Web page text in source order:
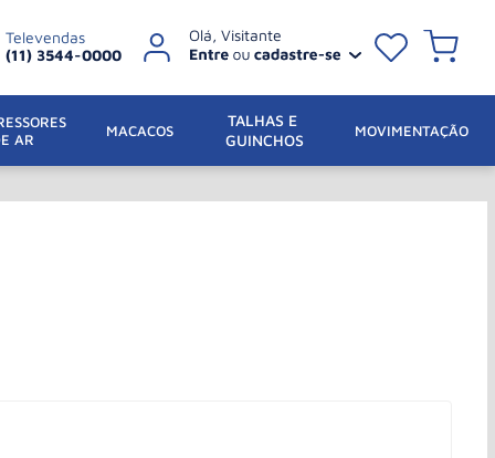
Televendas
(11) 3544-0000
AR
MACACOS
TALHAS E
GUINCHOS
MOVIMENTAÇÃO